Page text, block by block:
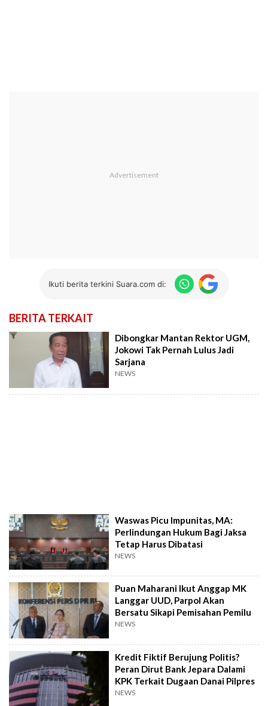
Ikuti berita terkini Suara.com di:
BERITA TERKAIT
Dibongkar Mantan Rektor UGM,
Jokowi Tak Pernah Lulus Jadi
Sarjana
NEWS
Waswas Picu Impunitas, MA:
Perlindungan Hukum Bagi Jaksa
Tetap Harus Dibatasi
NEWS
Puan Maharani Ikut Anggap MK
Langgar UUD, Parpol Akan
Bersatu Sikapi Pemisahan Pemilu
NEWS
Kredit Fiktif Berujung Politis?
Peran Dirut Bank Jepara Dalami
KPK Terkait Dugaan Danai Pilpres
NEWS